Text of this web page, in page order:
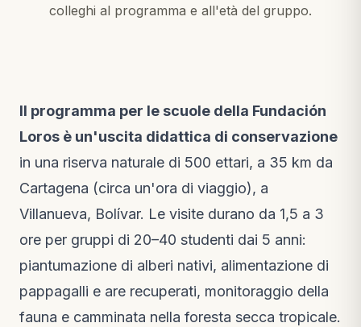
colleghi al programma e all'età del gruppo.
Il programma per le scuole della Fundación
Loros è un'uscita didattica di conservazione
in una riserva naturale di 500 ettari, a 35 km da
Cartagena (circa un'ora di viaggio), a
Villanueva, Bolívar. Le visite durano da 1,5 a 3
ore per gruppi di 20–40 studenti dai 5 anni:
piantumazione di alberi nativi, alimentazione di
pappagalli e are recuperati, monitoraggio della
fauna e camminata nella foresta secca tropicale.